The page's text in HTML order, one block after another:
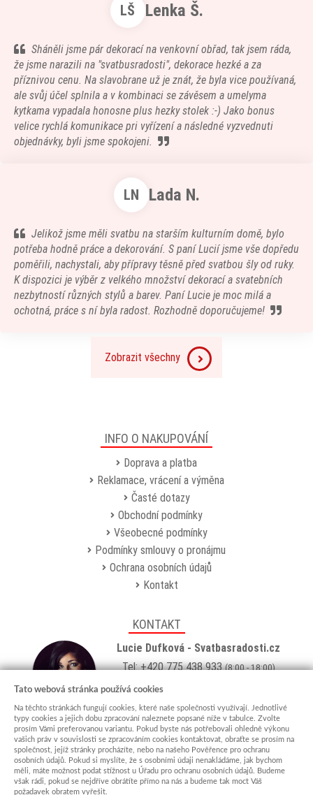
LŠ Lenka Š.
Sháněli jsme pár dekorací na venkovní obřad, tak jsem ráda,
že jsme narazili na "svatbusradosti", dekorace hezké a za
příznivou cenu. Na slavobrane už je znát, že byla vice používaná,
ale svůj účel splnila a v kombinaci se závěsem a umelyma
kytkama vypadala honosne plus hezky stolek :-) Jako bonus
velice rychlá komunikace pri vyřízení a následné vyzvednuti
objednávky, byli jsme spokojeni.
LN Lada N.
Jelikož jsme měli svatbu na starším kulturním domě, bylo
potřeba hodně práce a dekorování. S paní Lucií jsme vše dopředu
poměřili, nachystali, aby přípravy těsně před svatbou šly od ruky.
K dispozici je výběr z velkého množství dekorací a svatebních
nezbytností různých stylů a barev. Paní Lucie je moc milá a
ochotná, práce s ní byla radost. Rozhodně doporučujeme!
Zobrazit všechny
INFO O NAKUPOVÁNÍ
Doprava a platba
Reklamace, vrácení a výměna
Časté dotazy
Obchodní podmínky
Všeobecné podmínky
Podmínky smlouvy o pronájmu
Ochrana osobních údajů
Kontakt
KONTAKT
Lucie Dufková - Svatbasradosti.cz
Tel: +420 775 438 933(8:00 - 18:00)
Email:
Showroom
Jungmannova 627, Kyjov 69701
Po-Pá: po domluvě (více info)
Tato webová stránka používá cookies
Na těchto stránkách fungují cookies, které naše společnosti využívají. Jednotlivé
typy cookies a jejich dobu zpracování naleznete popsané níže v tabulce. Zvolte
prosím Vámi preferovanou variantu. Pokud byste nás potřebovali ohledně výkonu
vašich práv v souvislosti se zpracováním cookies kontaktovat, obraťte se prosím na
společnost, jejíž stránky procházíte, nebo na našeho Pověřence pro ochranu
osobních údajů. Pokud si myslíte, že s osobními údaji nenakládáme, jak bychom
měli, máte možnost podat stížnost u Úřadu pro ochranu osobních údajů. Budeme
však rádi, pokud se nejdříve obrátíte přímo na nás a budeme tak moct Váš
požadavek obratem vyřešit.